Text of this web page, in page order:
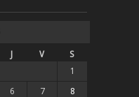
J V
S
1
6 7 8